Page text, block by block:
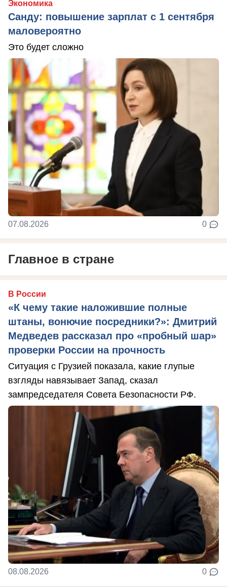
Экономика
Санду: повышение зарплат с 1 сентября
маловероятно
Это будет сложно
07.08.2026 0
Главное в стране
В России
«К чему такие наложившие полные
штаны, вонючие посредники?»: Дмитрий
Медведев рассказал про «пробный шар»
проверки России на прочность
Ситуация с Грузией показала, какие глупые
взгляды навязывает Запад, сказал
зампредседателя Совета Безопасности РФ.
08.08.2026 0